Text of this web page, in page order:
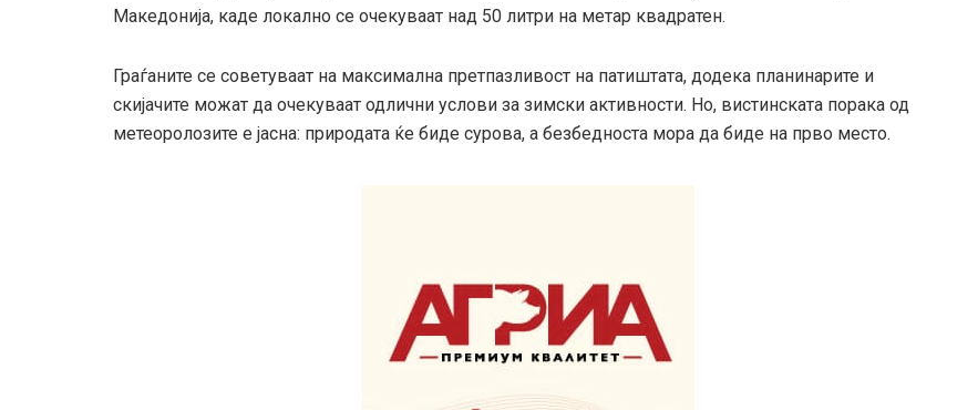
Македонија, каде локално се очекуваат над 50 литри на метар квадратен.
Граѓаните се советуваат на максимална претпазливост на патиштата, додека планинарите и
скијачите можат да очекуваат одлични услови за зимски активности. Но, вистинската порака од
метеоролозите е јасна: природата ќе биде сурова, а безбедноста мора да биде на прво место.